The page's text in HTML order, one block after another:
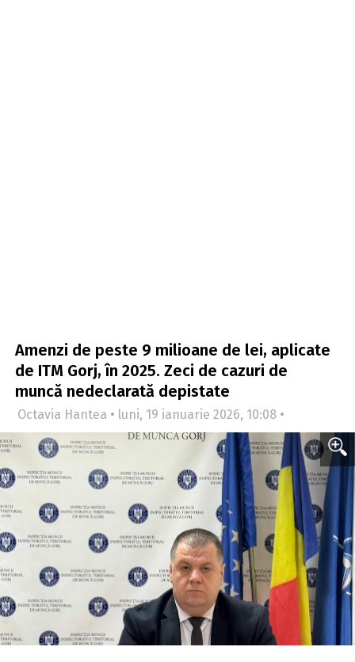
Amenzi de peste 9 milioane de lei, aplicate
de ITM Gorj, în 2025. Zeci de cazuri de
muncă nedeclarată depistate
Octavia Hantea • luni, 19 ianuarie 2026, 10:08 •